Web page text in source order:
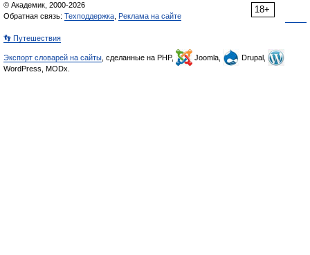
18+
© Академик, 2000-2026
Обратная связь: Техподдержка Реклама на сайте
👣 Путешествия
Экспорт словарей на сайты , сделанные на PHP, Joomla,
Drupal,
WordPress, MODx.